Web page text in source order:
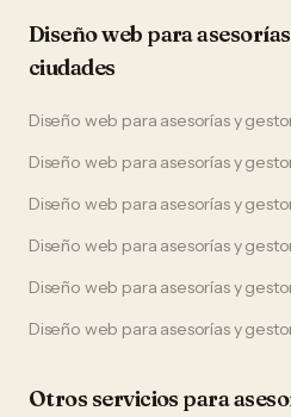
Diseño web para
ciudades
Diseño web para asesorías y
Diseño web para asesorías y
Diseño web para asesorías y
Diseño web para asesorías y
Diseño web para asesorías y
Diseño web para asesorías y
Otros servicios para